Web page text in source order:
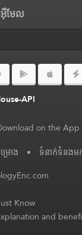
អ៊ីមែល
API
រោង • ទំនាក់ទំនងម
Know
and